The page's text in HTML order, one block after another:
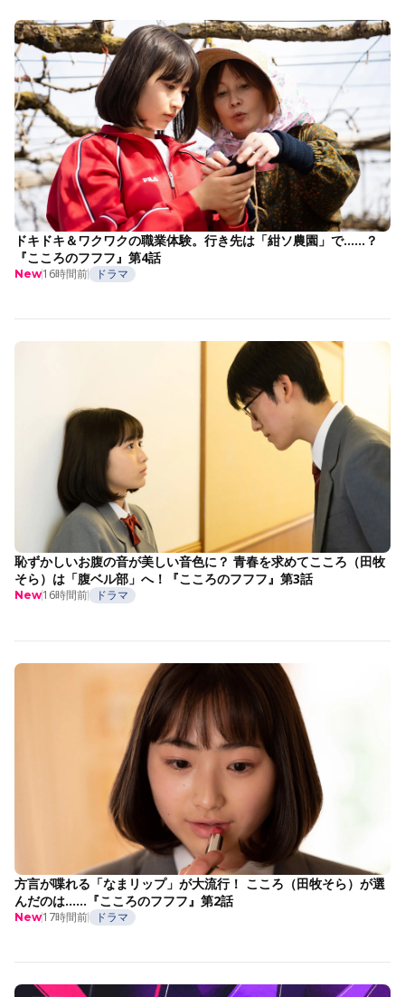
ドキドキ＆ワクワクの職業体験。行き先は「紺ソ農園」で……？
『こころのフフフ』第4話
New16時間前 ドラマ
恥ずかしいお腹の音が美しい音色に？ 青春を求めてこころ（田牧
そら）は「腹ベル部」へ！『こころのフフフ』第3話
New16時間前 ドラマ
方言が喋れる「なまリップ」が大流行！ こころ（田牧そら）が選
んだのは……『こころのフフフ』第2話
New17時間前 ドラマ